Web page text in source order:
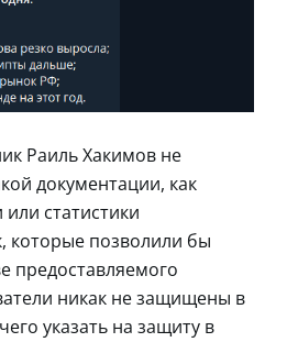
Раиль Хакимов не
документации, как
статистики
которые позволили бы
предоставляемого
никак не защищены в
указать на защиту в